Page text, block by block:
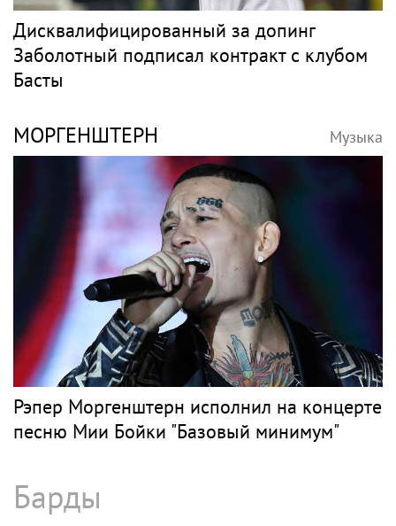
Дисквалифицированный за допинг
Заболотный подписал контракт с клубом
Басты
МОРГЕНШТЕРН Музыка
Рэпер Моргенштерн исполнил на концерте
песню Мии Бойки "Базовый минимум"
Барды